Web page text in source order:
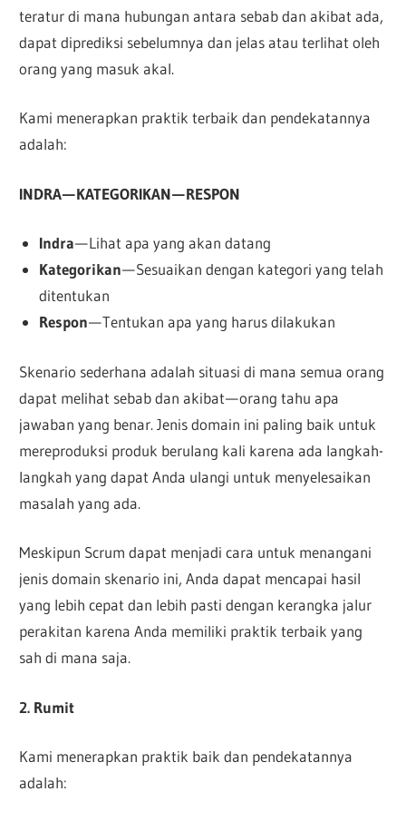
teratur di mana hubungan antara sebab dan akibat ada,
dapat diprediksi sebelumnya dan jelas atau terlihat oleh
orang yang masuk akal.
Kami menerapkan praktik terbaik dan pendekatannya
adalah:
INDRA — KATEGORIKAN — RESPON
Indra— Lihat apa yang akan datang
Kategorikan— Sesuaikan dengan kategori yang telah
ditentukan
Respon— Tentukan apa yang harus dilakukan
Skenario sederhana adalah situasi di mana semua orang
dapat melihat sebab dan akibat — orang tahu apa
jawaban yang benar. Jenis domain ini paling baik untuk
mereproduksi produk berulang kali karena ada langkah-
langkah yang dapat Anda ulangi untuk menyelesaikan
masalah yang ada.
Meskipun Scrum dapat menjadi cara untuk menangani
jenis domain skenario ini, Anda dapat mencapai hasil
yang lebih cepat dan lebih pasti dengan kerangka jalur
perakitan karena Anda memiliki praktik terbaik yang
sah di mana saja.
2. Rumit
Kami menerapkan praktik baik dan pendekatannya
adalah: